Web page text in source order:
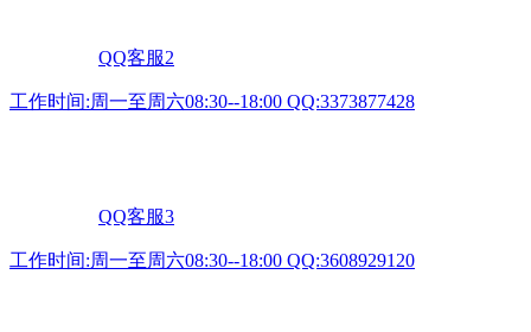
QQ客服2
工作时间:周一至周六08:30--18:00 QQ:3373877428
QQ客服3
工作时间:周一至周六08:30--18:00 QQ:3608929120